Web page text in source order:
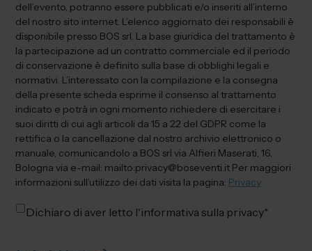
dell’evento, potranno essere pubblicati e/o inseriti all’interno
del nostro sito internet. L’elenco aggiornato dei responsabili è
disponibile presso BOS srl. La base giuridica del trattamento è
la partecipazione ad un contratto commerciale ed il periodo
di conservazione è definito sulla base di obblighi legali e
normativi. L’interessato con la compilazione e la consegna
della presente scheda esprime il consenso al trattamento
indicato e potrà in ogni momento richiedere di esercitare i
suoi diritti di cui agli articoli da 15 a 22 del GDPR come la
rettifica o la cancellazione dal nostro archivio elettronico o
manuale, comunicandolo a BOS srl via Alfieri Maserati, 16,
Bologna via e-mail: mailto:privacy@boseventi.it Per maggiori
informazioni sull’utilizzo dei dati visita la pagina: Privacy
Dichiaro di aver letto l'informativa sulla privacy*